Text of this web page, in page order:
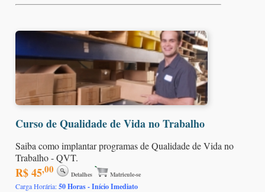
Curso de Qualidade de Vida no Trabalho
Saiba como implantar programas de Qualidade de Vida no
Trabalho - QVT.
R$ 45,00 Detalhes Matricule-se
Carga Horária:50 Horas - Início Imediato